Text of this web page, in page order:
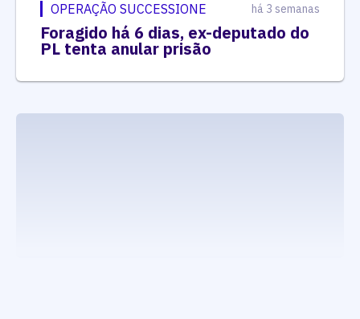
OPERAÇÃO SUCCESSIONE há 3 semanas
Foragido há 6 dias, ex-deputado do
PL tenta anular prisão